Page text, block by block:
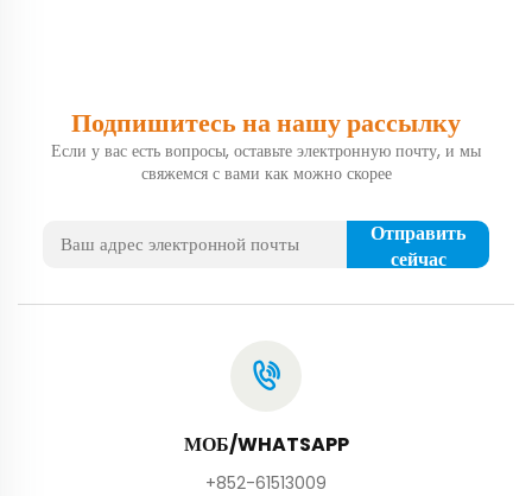
Подпишитесь на нашу рассылку
Если у вас есть вопросы, оставьте электронную почту, и мы
свяжемся с вами как можно скорее
Отправить
сейчас
МОБ/WHATSAPP
+852-61513009